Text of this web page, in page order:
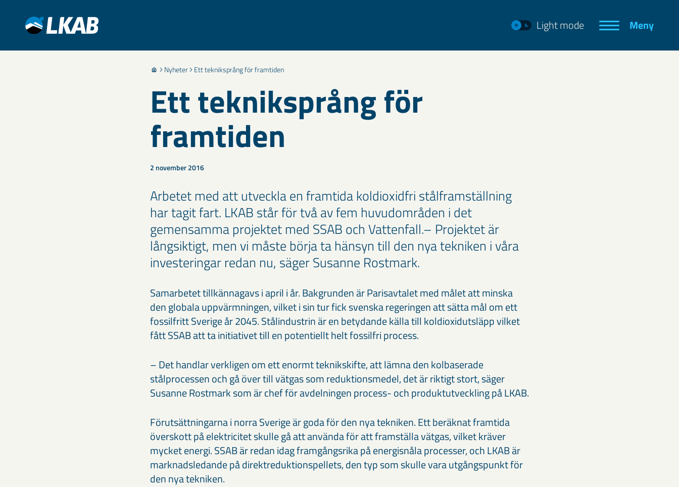
Light mode Meny
Nyheter Ett tekniksprång för framtiden
Ett tekniksprång för
framtiden
2 november 2016
Arbetet med att utveckla en framtida koldioxidfri stålframställning
har tagit fart. LKAB står för två av fem huvudområden i det
gemensamma projektet med SSAB och Vattenfall.– Projektet är
långsiktigt, men vi måste börja ta hänsyn till den nya tekniken i våra
investeringar redan nu, säger Susanne Rostmark.
Samarbetet tillkännagavs i april i år. Bakgrunden är Parisavtalet med målet att minska
den globala uppvärmningen, vilket i sin tur fick svenska regeringen att sätta mål om ett
fossilfritt Sverige år 2045. Stålindustrin är en betydande källa till koldioxidutsläpp vilket
fått SSAB att ta initiativet till en potentiellt helt fossilfri process.
– Det handlar verkligen om ett enormt teknikskifte, att lämna den kolbaserade
stålprocessen och gå över till vätgas som reduktionsmedel, det är riktigt stort, säger
Susanne Rostmark som är chef för avdelningen process- och produktutveckling på LKAB.
Förutsättningarna i norra Sverige är goda för den nya tekniken. Ett beräknat framtida
överskott på elektricitet skulle gå att använda för att framställa vätgas, vilket kräver
mycket energi. SSAB är redan idag framgångsrika på energisnåla processer, och LKAB är
marknadsledande på direktreduktionspellets, den typ som skulle vara utgångspunkt för
den nya tekniken.